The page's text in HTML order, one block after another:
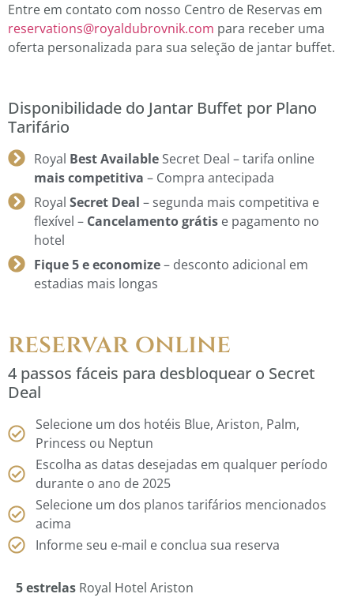
Entre em contato com nosso Centro de Reservas em
reservations@royaldubrovnik.com para receber uma
oferta personalizada para sua seleção de jantar buffet.
Disponibilidade do Jantar Buffet por Plano
Tarifário
Royal Best AvailableSecret Deal – tarifa online
mais competitiva – Compra antecipada
Royal Secret Deal – segunda mais competitiva e
flexível – Cancelamento grátise pagamento no
hotel
Fique 5 e economize– desconto adicional em
estadias mais longas
reservar online
4 passos fáceis para desbloquear o Secret
Deal
Selecione um dos hotéis Blue, Ariston, Palm,
Princess ou Neptun
Escolha as datas desejadas em qualquer período
durante o ano de 2025
Selecione um dos planos tarifários mencionados
acima
Informe seu e-mail e conclua sua reserva
5 estrelas Royal Hotel Ariston